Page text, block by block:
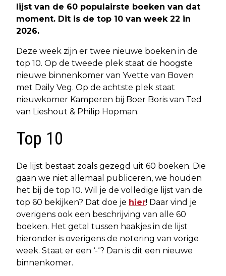
lijst van de 60 populairste boeken van dat
moment. Dit is de top 10 van week 22 in
2026.
Deze week zijn er twee nieuwe boeken in de
top 10. Op de tweede plek staat de hoogste
nieuwe binnenkomer van Yvette van Boven
met Daily Veg. Op de achtste plek staat
nieuwkomer Kamperen bij Boer Boris van Ted
van Lieshout & Philip Hopman.
Top 10
De lijst bestaat zoals gezegd uit 60 boeken. Die
gaan we niet allemaal publiceren, we houden
het bij de top 10. Wil je de volledige lijst van de
top 60 bekijken? Dat doe je hier! Daar vind je
overigens ook een beschrijving van alle 60
boeken. Het getal tussen haakjes in de lijst
hieronder is overigens de notering van vorige
week. Staat er een ‘-‘? Dan is dit een nieuwe
binnenkomer.